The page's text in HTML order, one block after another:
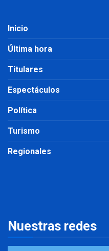
Inicio
Última hora
Titulares
Espectáculos
Política
Turismo
Regionales
Nuestras redes